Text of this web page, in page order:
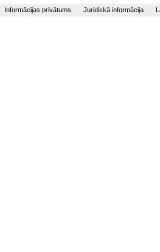
Informācijas privātums Juridiskā informācija